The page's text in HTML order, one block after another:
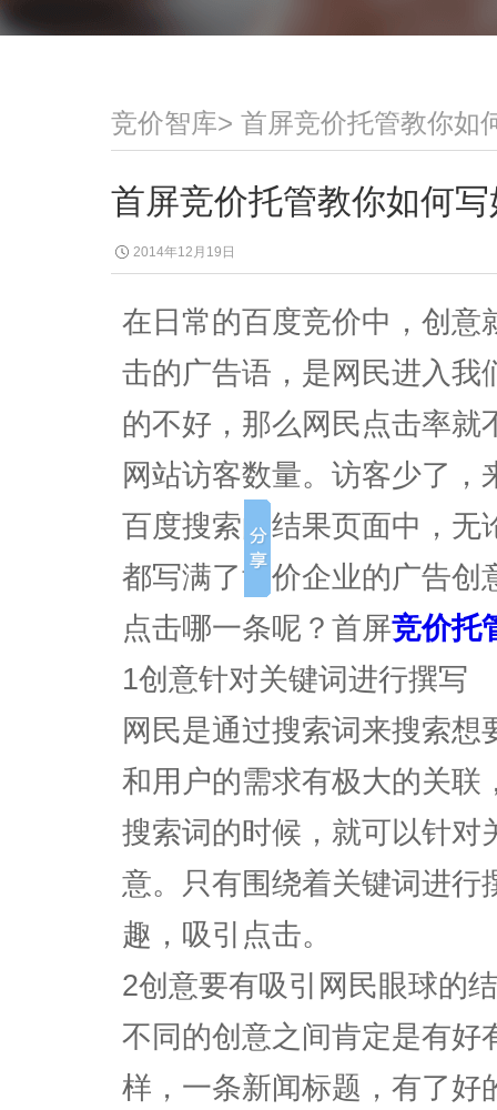
竞价智库> 首屏竞价托管教你如
首屏竞价托管教你如何
2014年12月19日
在日常的百度竞价中，创意
击的广告语，是网民进入我
的不好，那么网民点击率
网站访客数量。访客少了
百度搜索的结果页面中，无
都写满了竞价企业的广告创
点击哪一条呢？首屏竞价托
1创意针对关键词进行撰写
网民是通过搜索词来搜索
和用户的需求有极大的关联
搜索词的时候，就可以针对
意。只有围绕着关键词进行
趣，吸引点击。
2创意要有吸引网民眼球的
不同的创意之间肯定是有好
样，一条新闻标题，有了好